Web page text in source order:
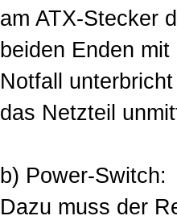
am ATX-Stecker
beiden Enden
Notfall
das Netzteil
b) Power-Switch:
Dazu muss der